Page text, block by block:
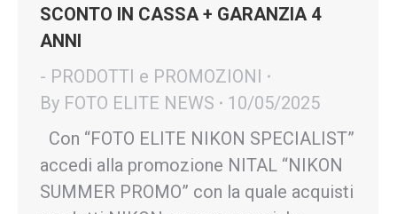
SCONTO IN CASSA + GARANZIA 4
ANNI
- PRODOTTI e PROMOZIONI
By FOTO ELITE NEWS
10/05/2025
Con “FOTO ELITE NIKON SPECIALIST”
accedi alla promozione NITAL “NIKON
SUMMER PROMO” con la quale acquisti